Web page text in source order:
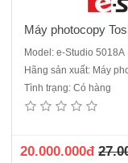
Máy photocopy
Model: e-Studio 5018A
Hãng sản xuất: Máy
Tình trạng: Có hàng
20.000.000đ
Máy photocopy
chuẩn : Copy - In -